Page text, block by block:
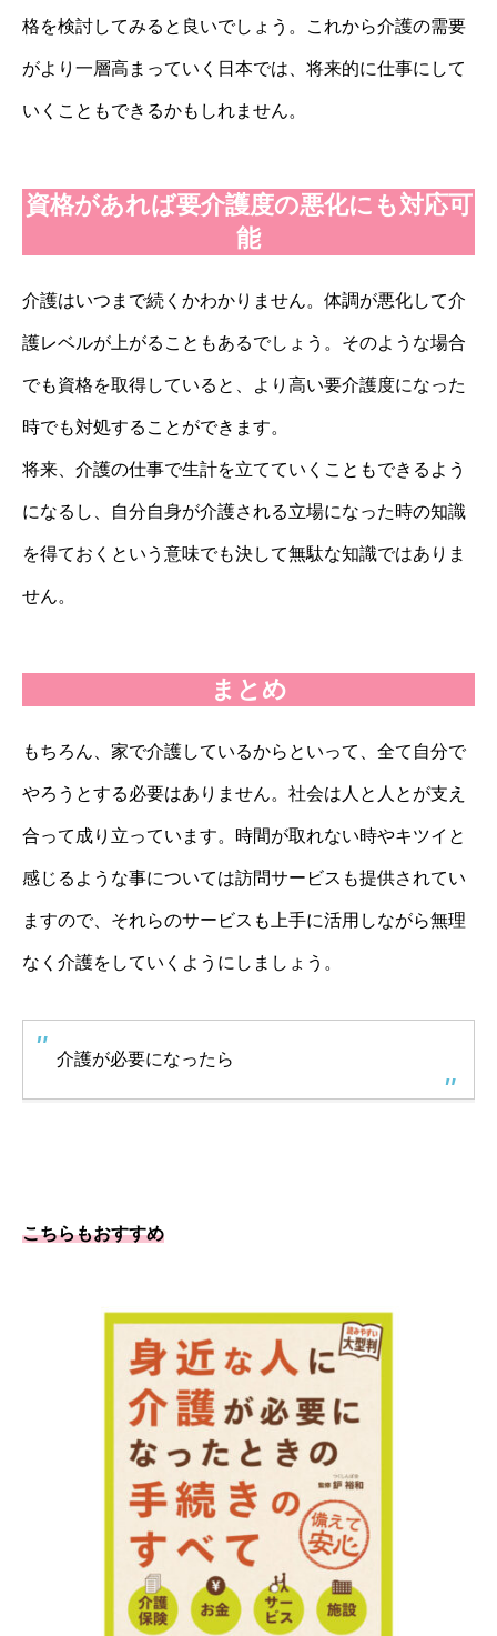
格を検討してみると良いでしょう。これから介護の需要
がより一層高まっていく日本では、将来的に仕事にして
いくこともできるかもしれません。
資格があれば要介護度の悪化にも対応可
能
介護はいつまで続くかわかりません。体調が悪化して介
護レベルが上がることもあるでしょう。そのような場合
でも資格を取得していると、より高い要介護度になった
時でも対処することができます。
将来、介護の仕事で生計を立てていくこともできるよう
になるし、自分自身が介護される立場になった時の知識
を得ておくという意味でも決して無駄な知識ではありま
せん。
まとめ
もちろん、家で介護しているからといって、全て自分で
やろうとする必要はありません。社会は人と人とが支え
合って成り立っています。時間が取れない時やキツイと
感じるような事については訪問サービスも提供されてい
ますので、それらのサービスも上手に活用しながら無理
なく介護をしていくようにしましょう。
介護が必要になったら
こちらもおすすめ